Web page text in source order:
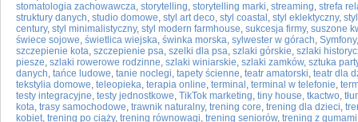
stomatologia zachowawcza, storytelling, storytelling marki, streaming, strefa
struktury danych, studio domowe, styl art deco, styl coastal , styl eklektyczny,
century, styl minimalistyczny, styl modern farmhouse, sukcesja firmy, suszone
świece sojowe, świetlica wiejska, świnka morska, sylwester w górach, Symfony
szczepienie kota, szczepienie psa, szelki dla psa, szlaki górskie, szlaki
piesze, szlaki rowerowe rodzinne, szlaki winiarskie, szlaki zamków, sztuka
danych, tańce ludowe, tanie noclegi, tapety ścienne, teatr amatorski, teatr dla
tekstylia domowe, teleopieka, terapia online, terminal , terminal w telefonie,
testy integracyjne, testy jednostkowe, TikTok marketing, tiny house, tkactwo,
kota, trasy samochodowe, trawnik naturalny, trening core, trening dla dzieci,
kobiet, trening po ciąży, trening równowagi, trening seniorów, trening z gumami